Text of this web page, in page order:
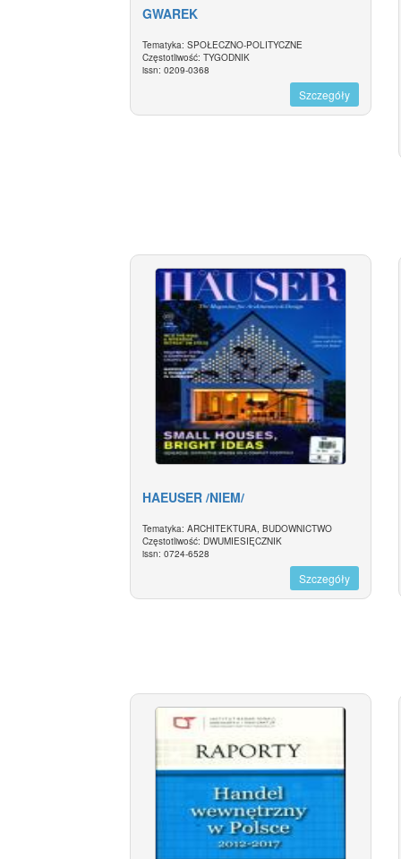
GWAREK
Tematyka: SPOŁECZNO-POLITYCZNE
Częstotliwość: TYGODNIK
issn: 0209-0368
Szczegóły
HAEUSER /NIEM/
Tematyka: ARCHITEKTURA, BUDOWNICTWO
Częstotliwość: DWUMIESIĘCZNIK
issn: 0724-6528
Szczegóły